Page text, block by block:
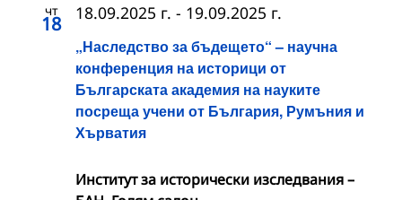
чт
18
„Наследство за бъдещето“ – научна
конференция на историци от
Българската академия на науките
посреща учени от България, Румъния и
Хърватия
18.09.2025 г. - 19.09.2025 г.
Институт за исторически изследвания –